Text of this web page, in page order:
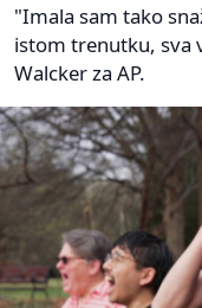
"Imala sam tako
istom trenutku, sva
Walcker za AP.